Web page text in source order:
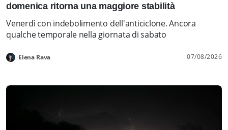
domenica ritorna una maggiore stabilità
Venerdì con indebolimento dell'anticiclone. Ancora
qualche temporale nella giornata di sabato
Elena Rava 07/08/2026